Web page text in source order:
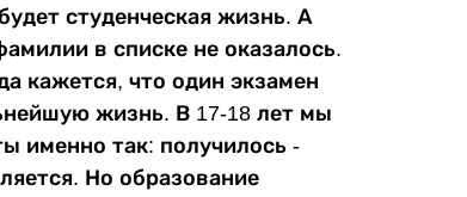
студенческая жизнь. А
в списке не оказалось.
кажется, что один экзамен
жизнь. В 17-18 лет мы
именно так: получилось -
Но образование